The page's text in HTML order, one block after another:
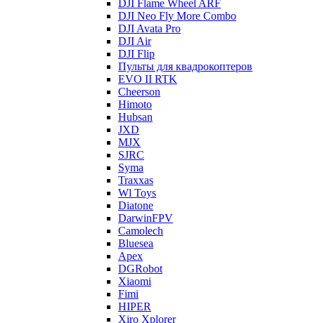
DJI Flame Wheel ARF
DJI Neo Fly More Combo
DJI Avata Pro
DJI Air
DJI Flip
Пульты для квадрокоптеров
EVO II RTK
Cheerson
Himoto
Hubsan
JXD
MJX
SJRC
Syma
Traxxas
Wl Toys
Diatone
DarwinFPV
Camolech
Bluesea
Apex
DGRobot
Xiaomi
Fimi
HIPER
Xiro Xplorer